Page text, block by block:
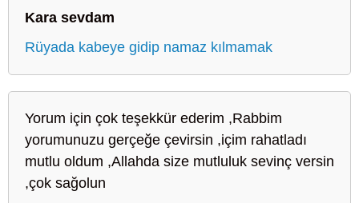
Kara sevdam
Rüyada kabeye gidip namaz kılmamak
Yorum için çok teşekkür ederim ,Rabbim
yorumunuzu gerçeğe çevirsin ,içim rahatladı
mutlu oldum ,Allahda size mutluluk sevinç versin
,çok sağolun